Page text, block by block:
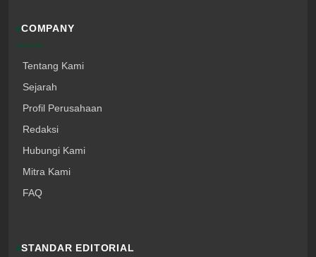
COMPANY
Tentang Kami
Sejarah
Profil Perusahaan
Redaksi
Hubungi Kami
Mitra Kami
FAQ
STANDAR EDITORIAL